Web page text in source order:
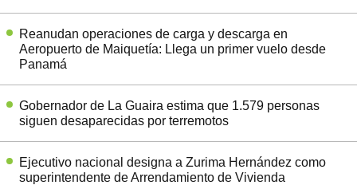
Reanudan operaciones de carga y descarga en
Aeropuerto de Maiquetía: Llega un primer vuelo desde
Panamá
Gobernador de La Guaira estima que 1.579 personas
siguen desaparecidas por terremotos
Ejecutivo nacional designa a Zurima Hernández como
superintendente de Arrendamiento de Vivienda